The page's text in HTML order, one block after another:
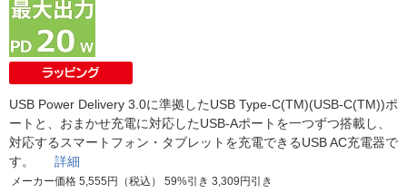
USB Power Delivery 3.0に準拠したUSB Type-C(TM)(USB-C(TM))ポ
ートと、おまかせ充電に対応したUSB-Aポートを一つずつ搭載し、
対応するスマートフォン・タブレットを充電できるUSB AC充電器で
す。 詳細
メーカー価格 5,555円（税込） 59%引き 3,309円引き